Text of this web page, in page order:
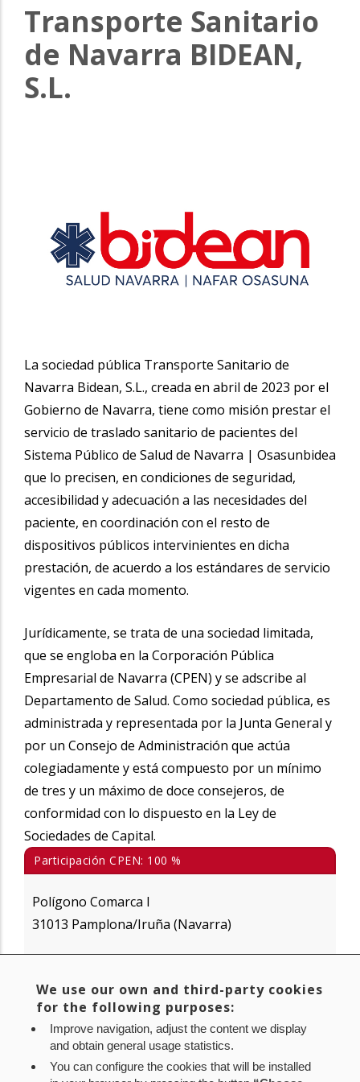
Transporte Sanitario
de Navarra BIDEAN,
S.L.
La sociedad pública Transporte Sanitario de
Navarra Bidean, S.L., creada en abril de 2023 por el
Gobierno de Navarra, tiene como misión prestar el
servicio de traslado sanitario de pacientes del
Sistema Público de Salud de Navarra | Osasunbidea
que lo precisen, en condiciones de seguridad,
accesibilidad y adecuación a las necesidades del
paciente, en coordinación con el resto de
dispositivos públicos intervinientes en dicha
prestación, de acuerdo a los estándares de servicio
vigentes en cada momento.
Jurídicamente, se trata de una sociedad limitada,
que se engloba en la Corporación Pública
Empresarial de Navarra (CPEN) y se adscribe al
Departamento de Salud. Como sociedad pública, es
administrada y representada por la Junta General y
por un Consejo de Administración que actúa
colegiadamente y está compuesto por un mínimo
de tres y un máximo de doce consejeros, de
conformidad con lo dispuesto en la Ley de
Sociedades de Capital.
Participación CPEN: 100 %
Polígono Comarca I
31013 Pamplona/Iruña (Navarra)
https://www.bideansalud.es/
bidean@bideansalud.es
LinkedIn
We use our own and third-party cookies
for the following purposes:
Improve navigation, adjust the content we display
and obtain general usage statistics.
You can configure the cookies that will be installed